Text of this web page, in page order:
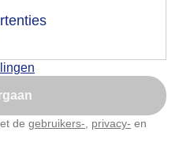
de gebruikers- privacy- en
later
aan te passen